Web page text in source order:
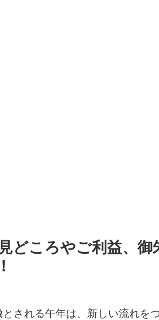
どころやご利益、御
される午年は、新しい流れを